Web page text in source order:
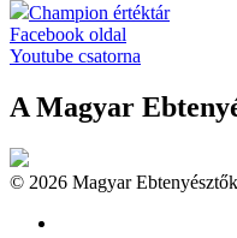
Champion értéktár
Facebook oldal
Youtube csatorna
A Magyar
© 2026 Magyar